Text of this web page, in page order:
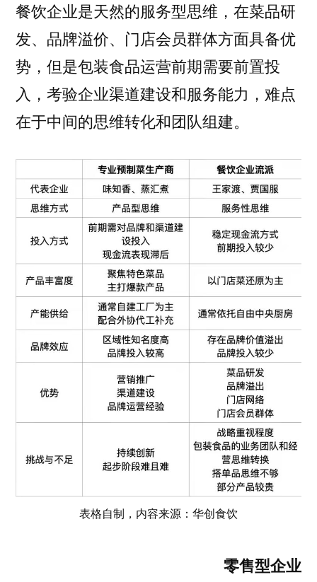
餐饮企业是天然的服务型思维，在菜品研
发、品牌溢价、门店会员群体方面具备优
势，但是包装食品运营前期需要前置投
入，考验企业渠道建设和服务能力，难点
在于中间的思维转化和团队组建。
表格自制，内容来源：华创食饮
零售型企业